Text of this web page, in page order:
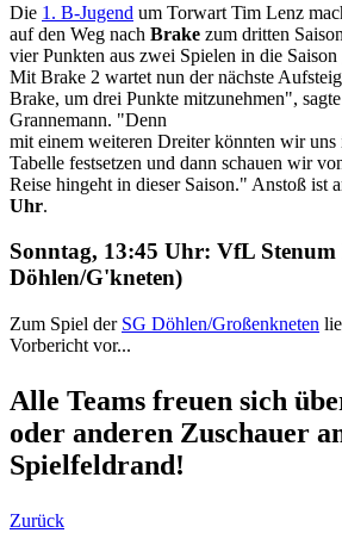
Die 1. B-Jugend um Torwart Tim Lenz
auf den Weg nach Brake zum dritten
vier Punkten aus zwei Spielen in die Saison
Mit Brake 2 wartet nun der nächste
Brake, um drei Punkte mitzunehmen",
Grannemann. "Denn
mit einem weiteren Dreiter könnten wir
Tabelle festsetzen und dann schauen wir
Reise hingeht in dieser Saison." Anstoß ist
Uhr.
Sonntag, 13:45 Uhr: VfL
Döhlen/G'kneten)
Zum Spiel der SG Döhlen/Großenkneten
Vorbericht vor...
Alle Teams freuen sich
oder anderen Zuschauer
Spielfeldrand!
Zurück